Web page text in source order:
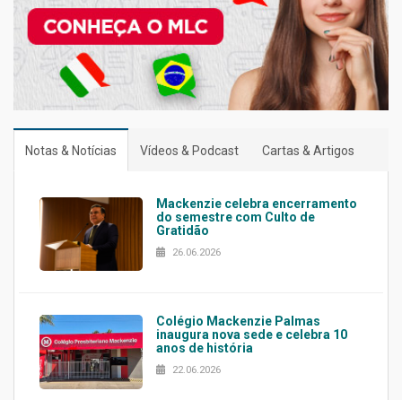
Notas & Notícias Vídeos & Podcast Cartas & Artigos
Mackenzie celebra encerramento
do semestre com Culto de
Gratidão
26.06.2026
Colégio Mackenzie Palmas
inaugura nova sede e celebra 10
anos de história
22.06.2026